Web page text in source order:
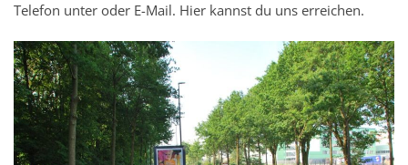
Telefon unter oder E-Mail. Hier kannst du uns erreichen.